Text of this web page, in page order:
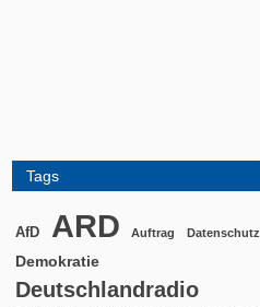
Tags
AfD ARD Auftrag Datenschutz
Demokratie
Deutschlandradio